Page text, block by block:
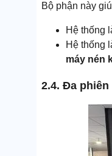
Bộ phận này
Hệ thống
Hệ thống
máy nén
2.4. Đa